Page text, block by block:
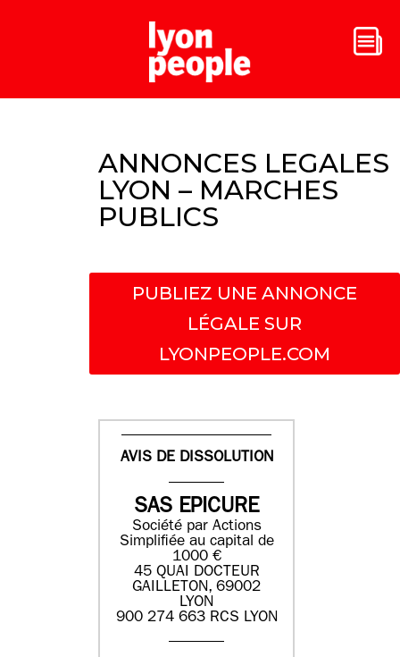
ANNONCES LEGALES
LYON – MARCHES
PUBLICS
PUBLIEZ UNE ANNONCE
LÉGALE SUR
LYONPEOPLE.COM
AVIS DE DISSOLUTION
SAS EPICURE
Société par Actions
Simplifiée au capital de
1000 €
45 QUAI DOCTEUR
GAILLETON, 69002
LYON
900 274 663 RCS LYON